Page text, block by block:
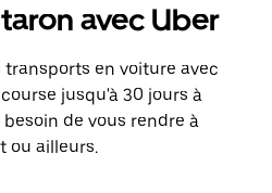
avec Uber
transports en voiture avec
jusqu'à 30 jours à
de vous rendre à
ou ailleurs.